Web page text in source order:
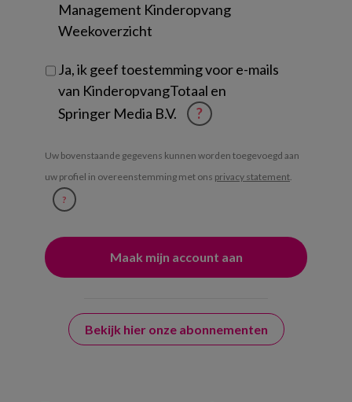
Management Kinderopvang
Weekoverzicht
Ja, ik geef toestemming voor e-mails
van KinderopvangTotaal en
Springer Media B.V.
?
Uw bovenstaande gegevens kunnen worden toegevoegd aan
uw profiel in overeenstemming met ons privacy statement.
?
Bekijk hier onze abonnementen